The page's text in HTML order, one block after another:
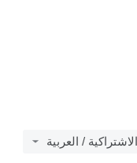
/ العربية